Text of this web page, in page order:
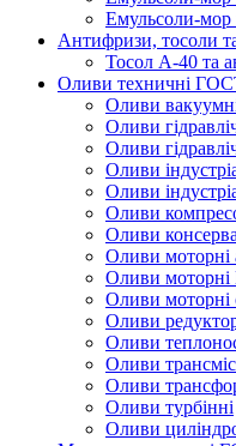
Емульсоли-мор
Антифризи, тосоли
Тосол А-40 та
Оливи техничні
Оливи
Оливи
Оливи
Оливи
Оливи
Оливи
Оливи
Оливи моторні
Оливи
Оливи моторні
Оливи
Оливи
Оливи
Оливи
Оливи турбінні
Оливи